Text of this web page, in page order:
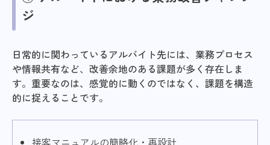
ジ
日常的に関わっているアルバイト先には、業務プロセス
や情報共有など、改善余地のある課題が多く存在しま
す。重要なのは、感覚的に動くのではなく、課題を構造
的に捉えることです。